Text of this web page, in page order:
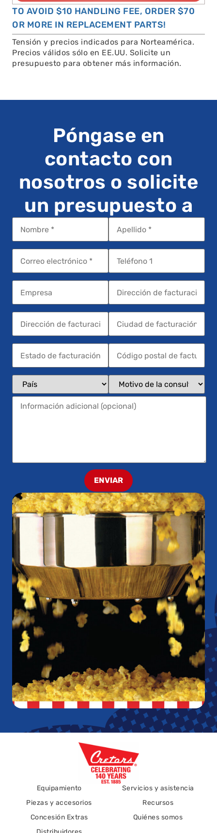
TO AVOID $10 HANDLING FEE, ORDER $70
OR MORE IN REPLACEMENT PARTS!
Tensión y precios indicados para Norteamérica.
Precios válidos sólo en EE.UU. Solicite un
presupuesto para obtener más información.
Póngase en
contacto con
nosotros o solicite
un presupuesto a
ENVIAR
Equipamiento
Piezas y accesorios
Concesión Extras
Servicios y asistencia
Recursos
Quiénes somos